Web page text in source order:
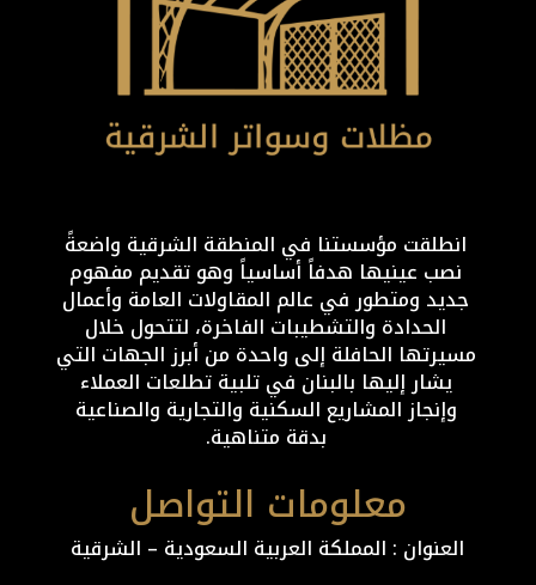
انطلقت مؤسستنا في المنطقة الشرقية واضعةً
نصب عينيها هدفاً أساسياً وهو تقديم مفهوم
جديد ومتطور في عالم المقاولات العامة وأعمال
الحدادة والتشطيبات الفاخرة، لتتحول خلال
مسيرتها الحافلة إلى واحدة من أبرز الجهات التي
يشار إليها بالبنان في تلبية تطلعات العملاء
وإنجاز المشاريع السكنية والتجارية والصناعية
بدقة متناهية.
معلومات التواصل
العنوان : المملكة العربية السعودية – الشرقية